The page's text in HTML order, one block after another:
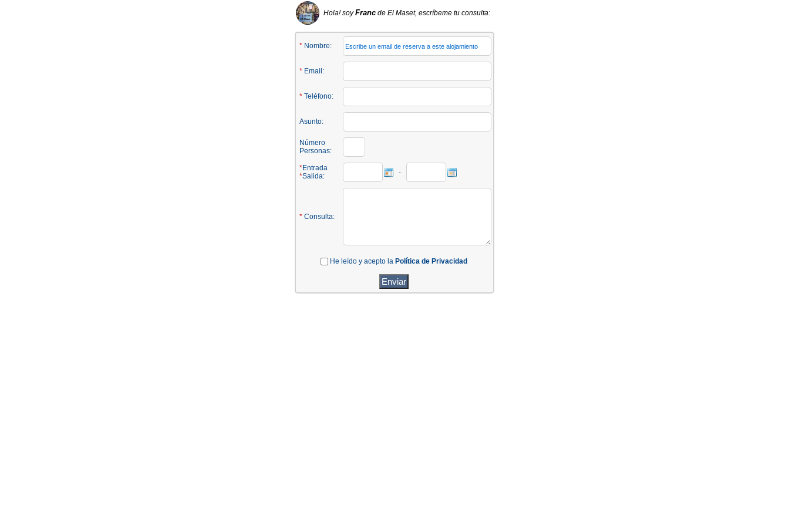
Hola! soyFranc de El Maset, escríbeme tu consulta:
* Nombre:
* Email:
* Teléfono:
Asunto:
Número
Personas:
*Entrada
*Salida: -
* Consulta:
He leído y acepto la Política de Privacidad